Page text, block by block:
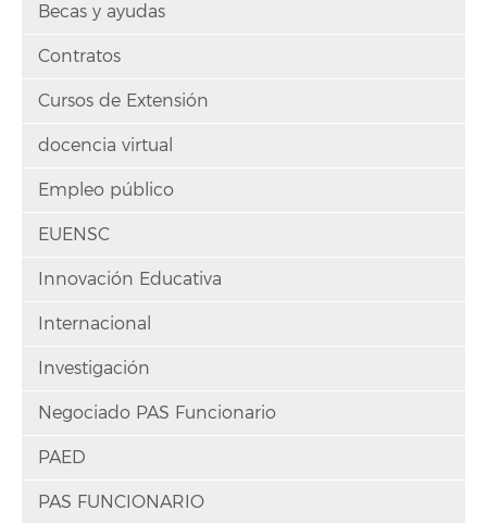
Becas y ayudas
Contratos
Cursos de Extensión
docencia virtual
Empleo público
EUENSC
Innovación Educativa
Internacional
Investigación
Negociado PAS Funcionario
PAED
PAS FUNCIONARIO